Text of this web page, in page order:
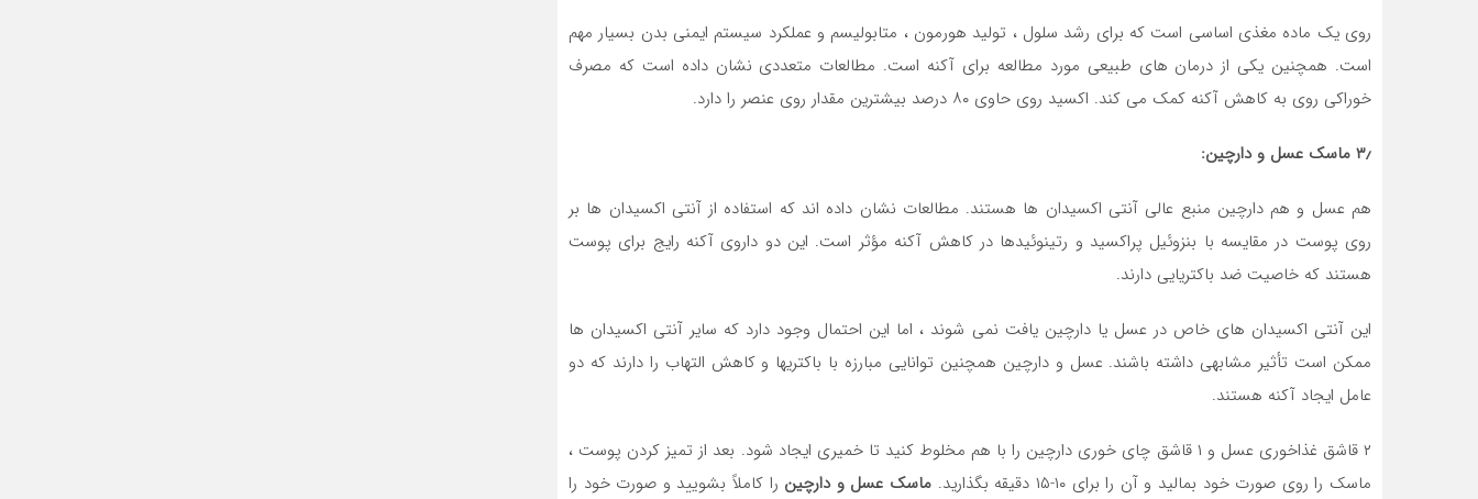
روی یک ماده مغذی اساسی است که برای رشد سلول ، تولید هورمون ، متابولیسم و ​​عملکرد سیستم ایمنی بدن بسیار مهم
است. همچنین یکی از درمان های طبیعی مورد مطالعه برای آکنه است. مطالعات متعددی نشان داده است که مصرف
خوراکی روی به کاهش آکنه کمک می کند. اکسید روی حاوی ۸۰ درصد بیشترین مقدار روی عنصر را دارد.
۳٫ ماسک عسل و دارچین:
هم عسل و هم دارچین منبع عالی آنتی اکسیدان ها هستند. مطالعات نشان داده اند كه استفاده از آنتی اکسیدان ها بر
روی پوست در مقایسه با بنزوئیل پراكسید و رتینوئیدها در كاهش آكنه مؤثر است. این دو داروی آکنه رایج برای پوست
هستند که خاصیت ضد باکتریایی دارند.
این آنتی اکسیدان های خاص در عسل یا دارچین یافت نمی شوند ، اما این احتمال وجود دارد که سایر آنتی اکسیدان ها
ممکن است تأثیر مشابهی داشته باشند. عسل و دارچین همچنین توانایی مبارزه با باکتریها و کاهش التهاب را دارند که دو
عامل ایجاد آکنه هستند.
۲ قاشق غذاخوری عسل و ۱ قاشق چای خوری دارچین را با هم مخلوط کنید تا خمیری ایجاد شود. بعد از تمیز کردن پوست ،
ماسک را روی صورت خود بمالید و آن را برای ۱۰-۱۵ دقیقه بگذارید.
ماسک عسل و دارچین را کاملاً بشویید و صورت خود را